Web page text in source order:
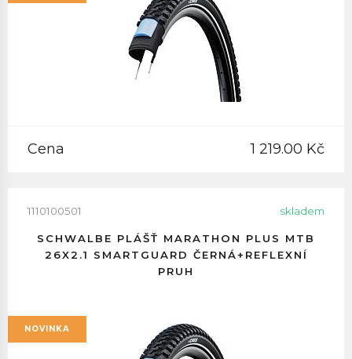
Cena 1 219.00 Kč
1110100501 skladem
SCHWALBE PLÁŠŤ MARATHON PLUS MTB
26X2.1 SMARTGUARD ČERNÁ+REFLEXNÍ
PRUH
NOVINKA